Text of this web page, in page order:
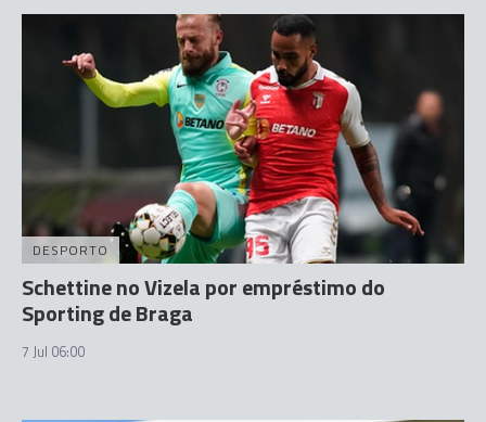
DESPORTO
Schettine no Vizela por empréstimo do
Sporting de Braga
7 Jul 06:00